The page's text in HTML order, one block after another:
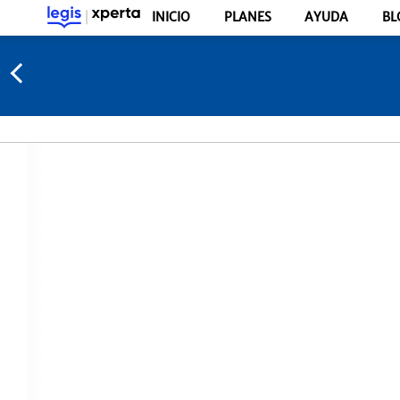
INICIO PLANES AYUDA